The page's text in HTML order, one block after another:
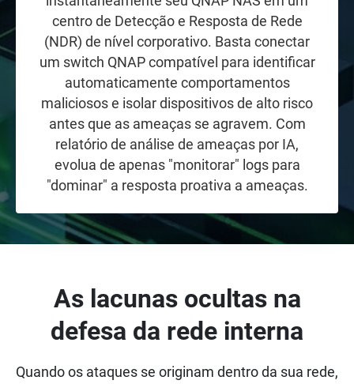
centro de Detecção e Resposta de Rede
(NDR) de nível corporativo. Basta conectar
um switch QNAP compatível para identificar
automaticamente comportamentos
maliciosos e isolar dispositivos de alto risco
antes que as ameaças se agravem. Com
relatório de análise de ameaças por IA,
evolua de apenas "monitorar" logs para
"dominar" a resposta proativa a ameaças.
As lacunas ocultas na
defesa da rede interna
Quando os ataques se originam dentro da sua rede,